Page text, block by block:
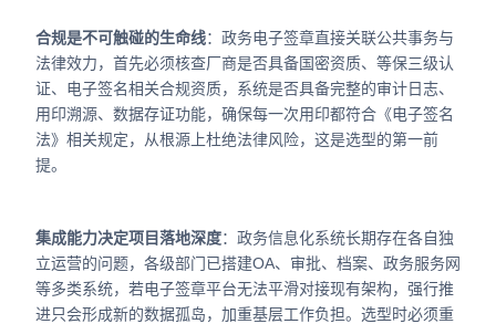
合规是不可触碰的生命线：政务电子签章直接关联公共事务与
法律效力，首先必须核查厂商是否具备国密资质、等保三级认
证、电子签名相关合规资质，系统是否具备完整的审计日志、
用印溯源、数据存证功能，确保每一次用印都符合《电子签名
法》相关规定，从根源上杜绝法律风险，这是选型的第一前
提。
集成能力决定项目落地深度：政务信息化系统长期存在各自独
立运营的问题，各级部门已搭建OA、审批、档案、政务服务网
等多类系统，若电子签章平台无法平滑对接现有架构，强行推
进只会形成新的数据孤岛，加重基层工作负担。选型时必须重